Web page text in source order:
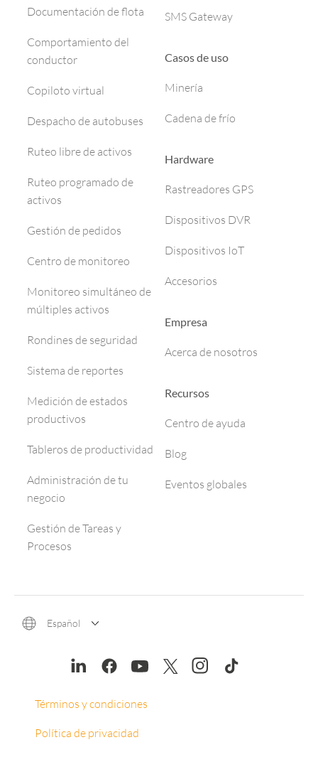
Documentación de flota
Comportamiento del
conductor
Copiloto virtual
Despacho de autobuses
Ruteo libre de activos
Ruteo programado de
activos
Gestión de pedidos
Centro de monitoreo
Monitoreo simultáneo de
múltiples activos
Rondines de seguridad
Sistema de reportes
Medición de estados
productivos
Tableros de productividad
Administración de tu
negocio
Gestión de Tareas y
Procesos
SMS Gateway
Casos de uso
Minería
Cadena de frío
Hardware
Rastreadores GPS
Dispositivos DVR
Dispositivos IoT
Accesorios
Empresa
Acerca de nosotros
Recursos
Centro de ayuda
Blog
Eventos globales
Español
Términos y condiciones
Política de privacidad